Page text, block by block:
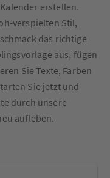
erstellen.
verspielten Stil,
das richtige
aus, fügen
Sie Texte, Farben
Sie jetzt und
durch unsere
aufleben.